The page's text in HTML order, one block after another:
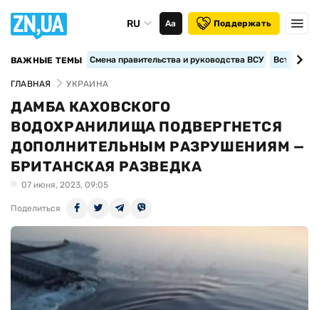
RU Аа Поддержать
ВАЖНЫЕ ТЕМЫ Смена правительства и руководства ВСУ
ГЛАВНАЯ УКРАИНА
ДАМБА КАХОВСКОГО
ВОДОХРАНИЛИЩА ПОДВЕРГНЕТСЯ
ДОПОЛНИТЕЛЬНЫМ РАЗРУШЕНИЯМ —
БРИТАНСКАЯ РАЗВЕДКА
07 июня, 2023, 09:05
Поделиться